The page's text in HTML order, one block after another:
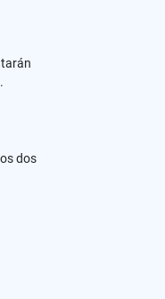
dos